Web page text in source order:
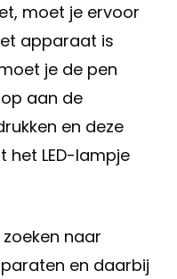
moet je ervoor
apparaat is
je de pen
aan de
en deze
LED-lampje
naar
en daarbij